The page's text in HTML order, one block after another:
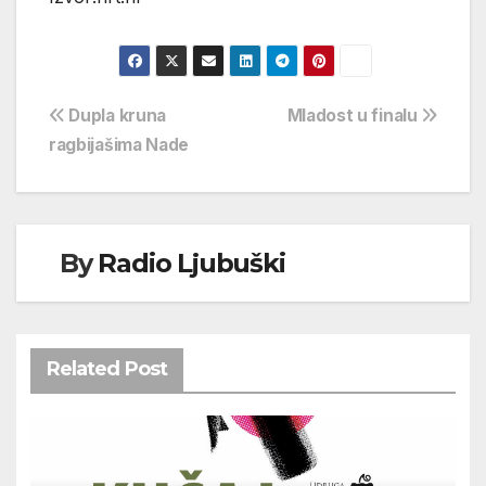
Navigacija
objava
Mladost u finalu
Dupla kruna
ragbijašima Nade
ByRadio Ljubuški
Related Post